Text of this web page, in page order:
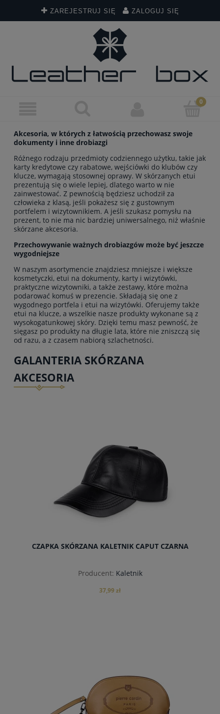
ZAREJESTRUJ SIĘ ZALOGUJ SIĘ
Akcesoria, w których z łatwością przechowasz swoje
dokumenty i inne drobiazgi
Różnego rodzaju przedmioty codziennego użytku, takie jak
karty kredytowe czy rabatowe, wejściówki do klubów czy
klucze, wymagają stosownej oprawy. W skórzanych etui
prezentują się o wiele lepiej, dlatego warto w nie
zainwestować. Z pewnością będziesz uchodził za
człowieka z klasą, jeśli pokażesz się z gustownym
portfelem i wizytownikiem. A jeśli szukasz pomysłu na
prezent, to nie ma nic bardziej uniwersalnego, niż właśnie
skórzane akcesoria.
Przechowywanie ważnych drobiazgów może być jeszcze
wygodniejsze
W naszym asortymencie znajdziesz mniejsze i większe
kosmetyczki, etui na dokumenty, karty i wizytówki,
praktyczne wizytowniki, a także zestawy, które można
podarować komuś w prezencie. Składają się one z
wygodnego portfela i etui na wizytówki. Oferujemy także
etui na klucze, a wszelkie nasze produkty wykonane są z
wysokogatunkowej skóry. Dzięki temu masz pewność, że
sięgasz po produkty na długie lata, które nie zniszczą się
od razu, a z czasem nabiorą szlachetności.
GALANTERIA SKÓRZANA
AKCESORIA
CZAPKA SKÓRZANA KALETNIK CAPUT CZARNA
Producent: Kaletnik
37,99 zł